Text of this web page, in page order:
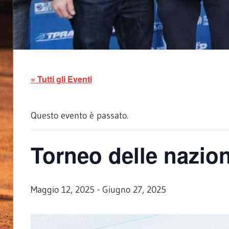
« Tutti gli Eventi
Questo evento è passato.
Torneo delle
Maggio 12, 2025 - Giugno 27, 2025